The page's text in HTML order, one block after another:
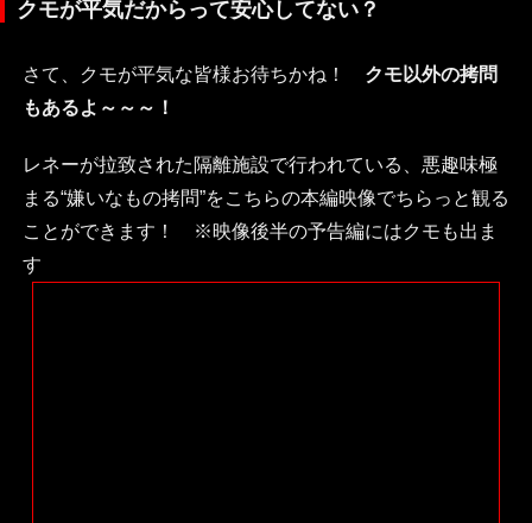
クモが平気だからって安心してない？
さて、クモが平気な皆様お待ちかね！ クモ以外の拷問
もあるよ～～～！
レネーが拉致された隔離施設で行われている、悪趣味極
まる“嫌いなもの拷問”をこちらの本編映像でちらっと観る
ことができます！ ※映像後半の予告編にはクモも出ま
す